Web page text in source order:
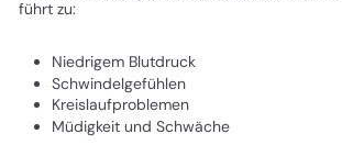
führt zu:
Niedrigem Blutdruck
Schwindelgefühlen
Kreislaufproblemen
Müdigkeit und Schwäche